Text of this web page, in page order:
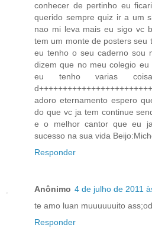
conhecer de pertinho eu
querido sempre quiz ir a um
nao mi leva mais eu sigo vc
tem um monte de posters seu
eu tenho o seu caderno sou
dizem que no meu colegio
eu tenho varias
adoro eternamento espero
do que vc ja tem continue
e o melhor cantor que eu
sucesso na sua vida
Responder
Anônimo 4 de julho de 2011
te amo luan muuuuuuito
Responder